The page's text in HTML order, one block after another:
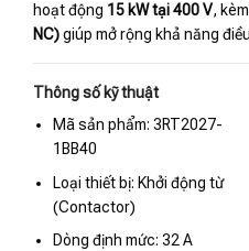
hoạt động 15 kW tại 400 V,
NC)giúp mở rộng khả năng
Thông số kỹ thuật
Mã sản phẩm: 3RT2027-
1BB40
Loại thiết bị: Khởi động từ
(Contactor)
Dòng định mức: 32 A